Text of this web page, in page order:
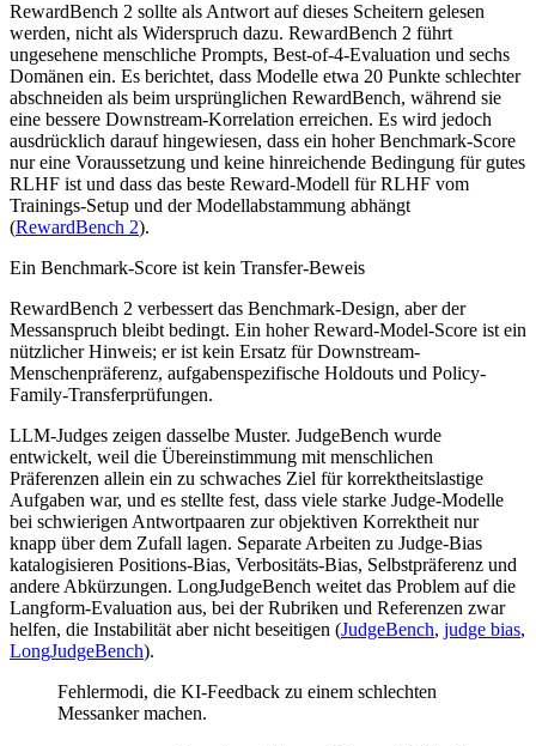
RewardBench 2 sollte als Antwort auf dieses Scheitern gelesen
werden, nicht als Widerspruch dazu. RewardBench 2 führt
ungesehene menschliche Prompts, Best-of-4-Evaluation und sechs
Domänen ein. Es berichtet, dass Modelle etwa 20 Punkte schlechter
abschneiden als beim ursprünglichen RewardBench, während sie
eine bessere Downstream-Korrelation erreichen. Es wird jedoch
ausdrücklich darauf hingewiesen, dass ein hoher Benchmark-Score
nur eine Voraussetzung und keine hinreichende Bedingung für gutes
RLHF ist und dass das beste Reward-Modell für RLHF vom
Trainings-Setup und der Modellabstammung abhängt
(RewardBench 2).
Ein Benchmark-Score ist kein Transfer-Beweis
RewardBench 2 verbessert das Benchmark-Design, aber der
Messanspruch bleibt bedingt. Ein hoher Reward-Model-Score ist ein
nützlicher Hinweis; er ist kein Ersatz für Downstream-
Menschenpräferenz, aufgabenspezifische Holdouts und Policy-
Family-Transferprüfungen.
LLM-Judges zeigen dasselbe Muster. JudgeBench wurde
entwickelt, weil die Übereinstimmung mit menschlichen
Präferenzen allein ein zu schwaches Ziel für korrektheitslastige
Aufgaben war, und es stellte fest, dass viele starke Judge-Modelle
bei schwierigen Antwortpaaren zur objektiven Korrektheit nur
knapp über dem Zufall lagen. Separate Arbeiten zu Judge-Bias
katalogisieren Positions-Bias, Verbositäts-Bias, Selbstpräferenz und
andere Abkürzungen. LongJudgeBench weitet das Problem auf die
Langform-Evaluation aus, bei der Rubriken und Referenzen zwar
helfen, die Instabilität aber nicht beseitigen (JudgeBench, judge bias,
LongJudgeBench).
Fehlermodi, die KI-Feedback zu einem schlechten
Messanker machen.